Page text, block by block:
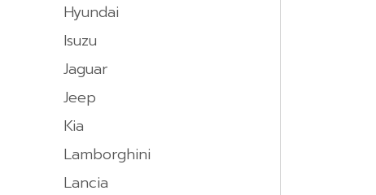
Hyundai
Isuzu
Jaguar
Jeep
Kia
Lamborghini
Lancia